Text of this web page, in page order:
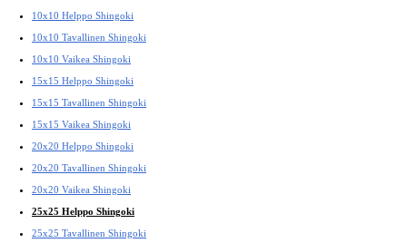
10x10 Helppo Shingoki
10x10 Tavallinen Shingoki
10x10 Vaikea Shingoki
15x15 Helppo Shingoki
15x15 Tavallinen Shingoki
15x15 Vaikea Shingoki
20x20 Helppo Shingoki
20x20 Tavallinen Shingoki
20x20 Vaikea Shingoki
25x25 Helppo Shingoki
25x25 Tavallinen Shingoki